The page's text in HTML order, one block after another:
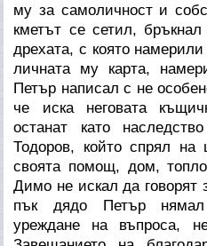
му за самоличност и
кметът се сетил,
дрехата, с която
личната му карта,
Петър написал с не
че иска неговата
останат като
Тодоров, който спрял
своята помощ, дом,
Димо не искал да говорят
пък дядо Петър
уреждане на въпроса,